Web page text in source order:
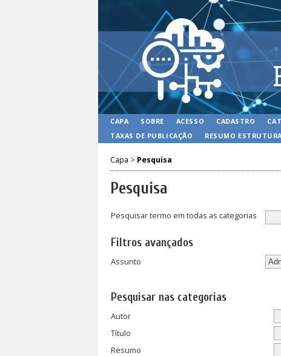
CAPA SOBRE ACESSO CADASTRO
TAXAS DE PUBLICAÇÃO
RESUMO
Capa > Pesquisa
Pesquisa
Pesquisar termo em todas as categorias
Filtros avançados
Assunto
Pesquisar nas categorias
Autor
Título
Resumo